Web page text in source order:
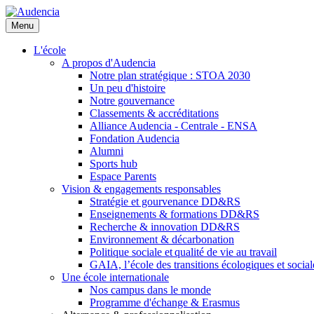
Aller
au
contenu
principal
Menu
L'école
A propos d'Audencia
Notre plan stratégique : STOA 2030
Un peu d'histoire
Notre gouvernance
Classements & accréditations
Alliance Audencia - Centrale - ENSA
Fondation Audencia
Alumni
Sports hub
Espace Parents
Vision & engagements responsables
Stratégie et gourvenance DD&RS
Enseignements & formations DD&RS
Recherche & innovation DD&RS
Environnement & décarbonation
Politique sociale et qualité de vie au travail
GAIA, l’école des transitions écologiques et
Une école internationale
Nos campus dans le monde
Programme d'échange & Erasmus